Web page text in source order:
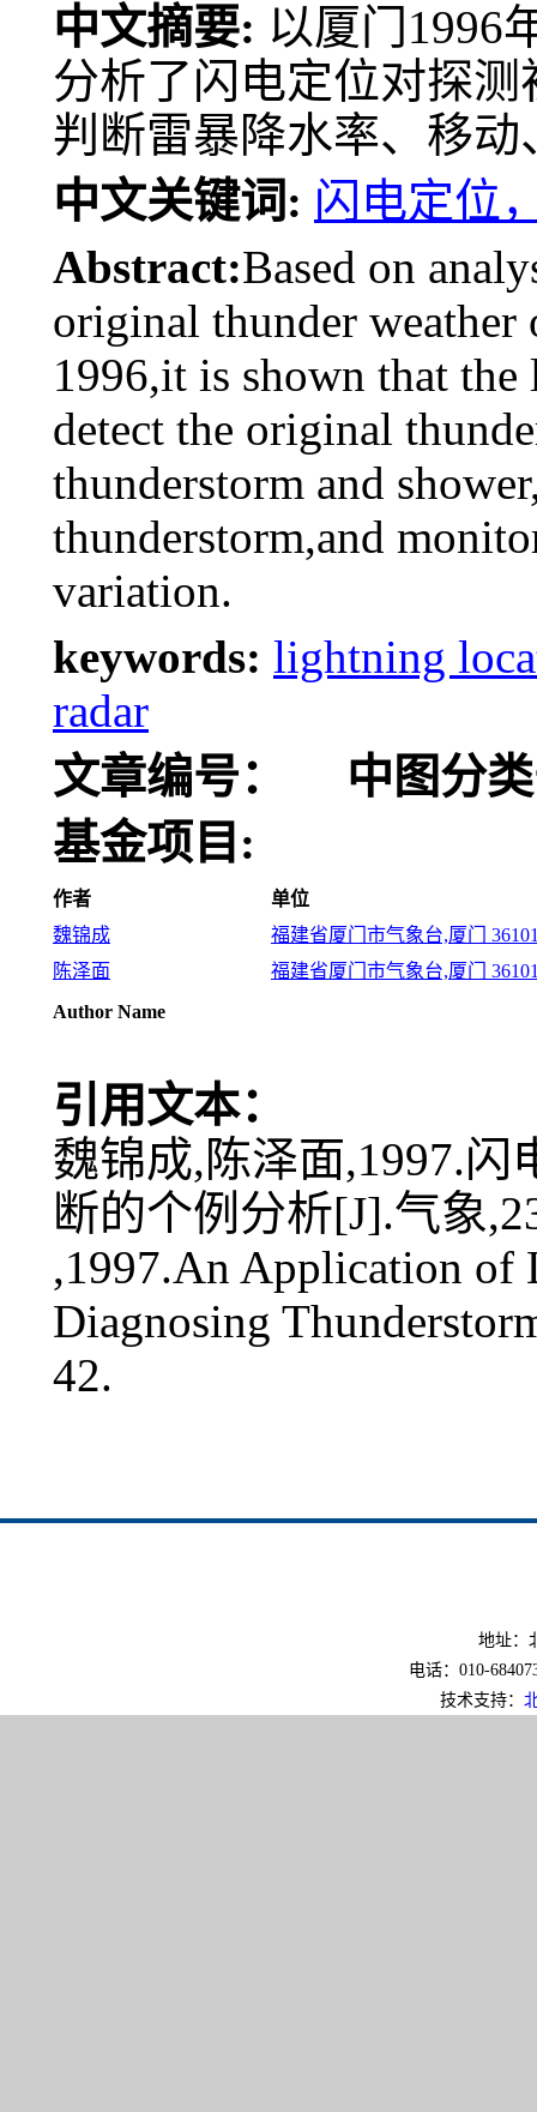
中文摘要: 以厦门1996
分析了闪电定位对探
判断雷暴降水率、移
中文关键词: 闪电定位
Abstract:Based on
original thunder
1996,it is shown that
detect the original
thunderstorm and
thunderstorm,and
variation.
keywords: lightning
radar
文章编号：
中图分
基金项目:
作者
单位
魏锦成
福建省厦门市气象台,厦门
陈泽面
福建省厦门市气象台,厦门
Author Name
引用文本：
魏锦成,陈泽面,1997.
断的个例分析[J].气象
,1997.An Application
Diagnosing
42.
地址：
电话：010-
技术支持：